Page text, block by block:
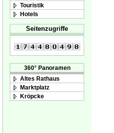
Touristik
Hotels
Seitenzugriffe
360° Panoramen
Altes Rathaus
Marktplatz
Kröpcke